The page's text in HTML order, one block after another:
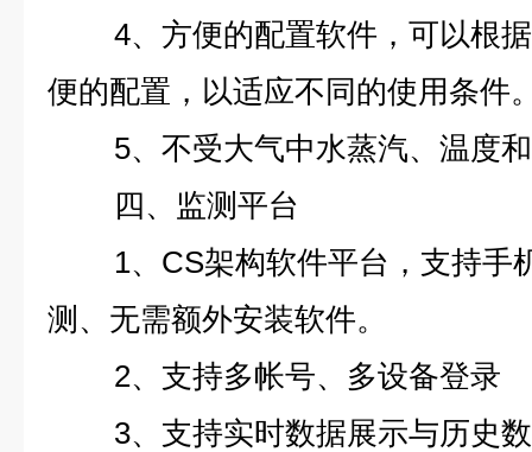
4、方便的配置软件，可以根
便的配置，以适应不同的使用条件
5、不受大气中水蒸汽、温度
四、监测平台
1、CS架构软件平台，支持手
测、无需额外安装软件。
2、支持多帐号、多设备登录
3、支持实时数据展示与历史